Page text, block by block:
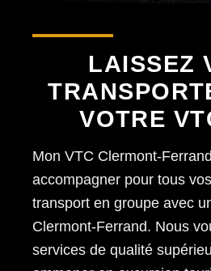
LAISSEZ
VOTRE
Mon VTC Clermont-
accompagner pour tous
transport en groupe avec
Clermont-Ferrand. Nous
services de qualité